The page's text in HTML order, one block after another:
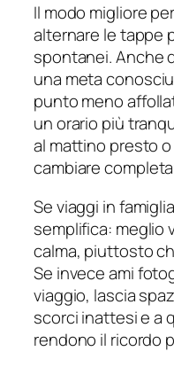
Il modo migliore
alternare le tappe
spontanei. Anche
una meta
punto meno
un orario più
al mattino presto
cambiare
Se viaggi in
semplifica: meglio
calma, piuttosto
Se invece ami
viaggio, lascia
scorci inattesi e a
rendono il ricordo